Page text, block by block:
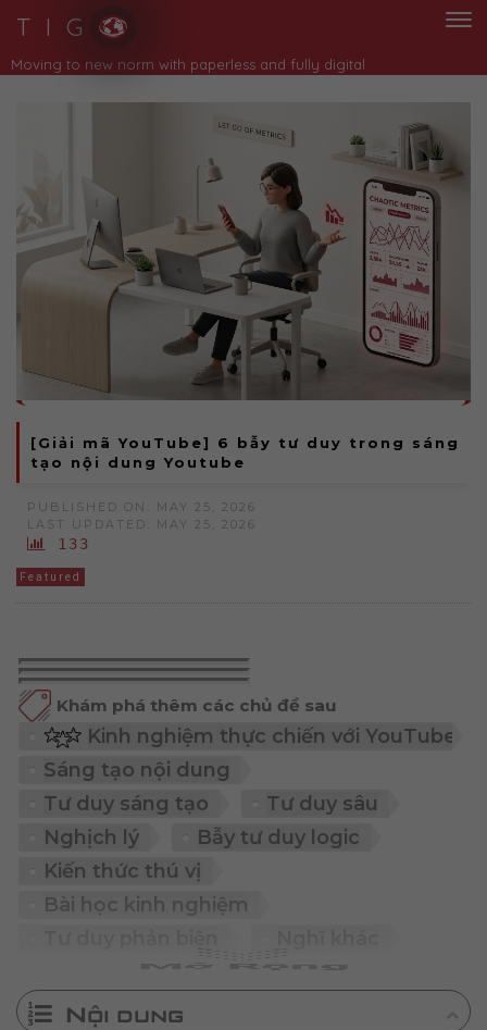
T I G
Moving to new norm with paperless and fully digital
[Giải mã YouTube] 6 bẫy tư duy trong sáng
tạo nội dung Youtube
PUBLISHED ON: MAY 25, 2026
LAST UPDATED: MAY 25, 2026
133
Featured
Khám phá thêm các chủ đề sau
Kinh nghiệm thực chiến với YouTube
Sáng tạo nội dung
Tư duy sáng tạo
Tư duy sâu
Nghịch lý
Bẫy tư duy logic
Kiến thức thú vị
Bài học kinh nghiệm
Nội dung